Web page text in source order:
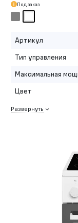
Под заказ
Артикул
Тип управления
Максимальная
Цвет
Развернуть